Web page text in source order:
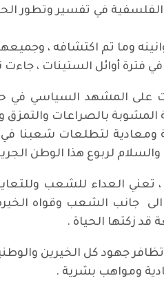
في تفسير وتطور
وما تم اكتشافه ،
فترة أوائل الستينات ،
على المشهد السياسي في
المشوبة بالصراعات والتمزق
لتطلعات شعبنا في
والسلام لربوع هذا الوطن
تعني العداء للشعب
جانب الشعب وقواه
زكتها الحياة .
جهود كل الخيرين
ومواهب بشرية .